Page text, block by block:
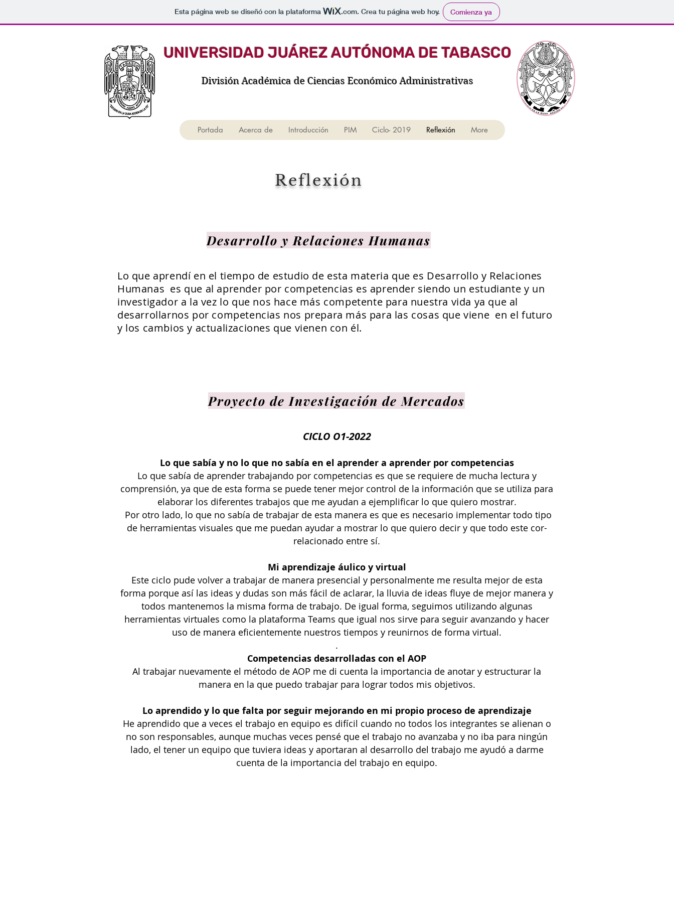
Esta página web se diseñó con la plataforma .com. Crea tu página web hoy. Comienza ya
UNIVERSIDAD JUÁREZ AUTÓNOMA DE TABASCO
División Académica de Ciencias Económico Administrativas
Portada Acerca de Introducción PIM Ciclo- 2019 Reflexión More
Reflexión
Desarrollo y Relaciones Humanas
Lo que aprendí en el tiempo de estudio de esta materia que es Desarrollo y Relaciones
Humanas es que al aprender por competencias es aprender siendo un estudiante y un
investigador a la vez lo que nos hace más competente para nuestra vida ya que al
desarrollarnos por competencias nos prepara más para las cosas que viene en el futuro
y los cambios y actualizaciones que vienen con él.
Proyecto de Investigación de Mercados
CICLO O1-2022
Lo que sabía y no lo que no sabía en el aprender a aprender por competencias
Lo que sabía de aprender trabajando por competencias es que se requiere de mucha lectura y
comprensión, ya que de esta forma se puede tener mejor control de la información que se utiliza para
elaborar los diferentes trabajos que me ayudan a ejemplificar lo que quiero mostrar.
Por otro lado, lo que no sabía de trabajar de esta manera es que es necesario implementar todo tipo
de herramientas visuales que me puedan ayudar a mostrar lo que quiero decir y que todo este cor-
relacionado entre sí.
Mi aprendizaje áulico y virtual
Este ciclo pude volver a trabajar de manera presencial y personalmente me resulta mejor de esta
forma porque así las ideas y dudas son más fácil de aclarar, la lluvia de ideas fluye de mejor manera y
todos mantenemos la misma forma de trabajo. De igual forma, seguimos utilizando algunas
herramientas virtuales como la plataforma Teams que igual nos sirve para seguir avanzando y hacer
uso de manera eficientemente nuestros tiempos y reunirnos de forma virtual.
.
Competencias desarrolladas con el AOP
Al trabajar nuevamente el método de AOP me di cuenta la importancia de anotar y estructurar la
manera en la que puedo trabajar para lograr todos mis objetivos.
Lo aprendido y lo que falta por seguir mejorando en mi propio proceso de aprendizaje
He aprendido que a veces el trabajo en equipo es difícil cuando no todos los integrantes se alienan o
no son responsables, aunque muchas veces pensé que el trabajo no avanzaba y no iba para ningún
lado, el tener un equipo que tuviera ideas y aportaran al desarrollo del trabajo me ayudó a darme
cuenta de la importancia del trabajo en equipo.